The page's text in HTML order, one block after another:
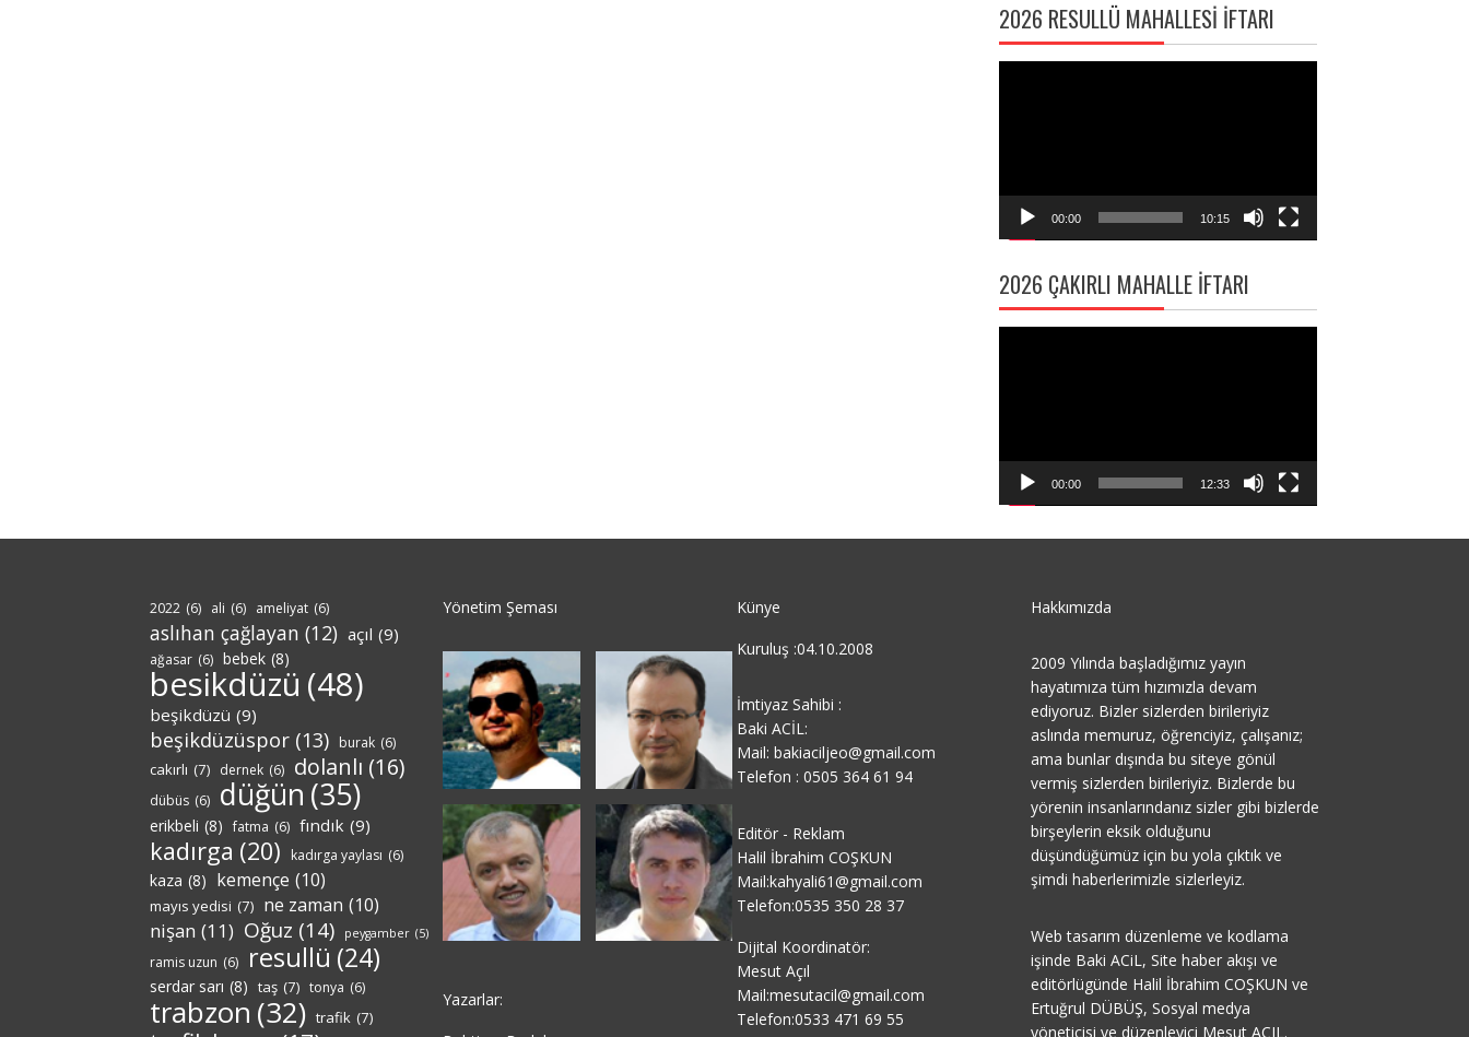
2026 RESULLÜ MAHALLESI İFTARI
00:00 10:15
2026 ÇAKIRLI MAHALLE İFTARI
00:00 12:33
2022 (6) ali (6) ameliyat (6)
aslıhan çağlayan (12) açıl (9)
ağasar (6) bebek (8)
besikdüzü (48)
beşikdüzü (9)
beşikdüzüspor (13) burak (6)
cakırlı (7) dernek (6) dolanlı (16)
dübüs (6) düğün (35)
erikbeli (8) fatma (6) fındık (9)
kadırga (20) kadırga yaylası (6)
kaza (8) kemençe (10)
mayıs yedisi (7) ne zaman (10)
nişan (11) Oğuz (14) peygamber (5)
ramis uzun (6) resullü (24)
serdar sarı (8) taş (7) tonya (6)
trabzon (32) trafik (7)
Yönetim Şeması
Yazarlar:
Künye
Kuruluş :04.10.2008
İmtiyaz Sahibi :
Baki ACİL:
Mail: bakiaciljeo@gmail.com
Telefon : 0505 364 61 94
Editör - Reklam
Halil İbrahim COŞKUN
Mail:kahyali61@gmail.com
Telefon:0535 350 28 37
Dijital Koordinatör:
Mesut Açıl
Mail:mesutacil@gmail.com
Telefon:0533 471 69 55
Hakkımızda
2009 Yılında başladığımız yayın
hayatımıza tüm hızımızla devam
ediyoruz. Bizler sizlerden birileriyiz
aslında memuruz, öğrenciyiz, çalışanız;
ama bunlar dışında bu siteye gönül
vermiş sizlerden birileriyiz. Bizlerde bu
yörenin insanlarındanız sizler gibi bizlerde
birşeylerin eksik olduğunu
düşündüğümüz için bu yola çıktık ve
şimdi haberlerimizle sizlerleyiz.
Web tasarım düzenleme ve kodlama
işinde Baki ACiL, Site haber akışı ve
editörlügünde Halil İbrahim COŞKUN ve
Ertuğrul DÜBÜŞ, Sosyal medya
yöneticisi ve düzenleyici Mesut AÇIL.